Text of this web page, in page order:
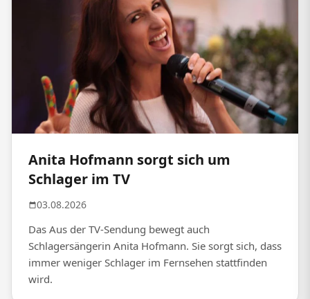
Anita Hofmann sorgt sich um
Schlager im TV
03.08.2026
Das Aus der TV-Sendung bewegt auch
Schlagersängerin Anita Hofmann. Sie sorgt sich, dass
immer weniger Schlager im Fernsehen stattfinden
wird.